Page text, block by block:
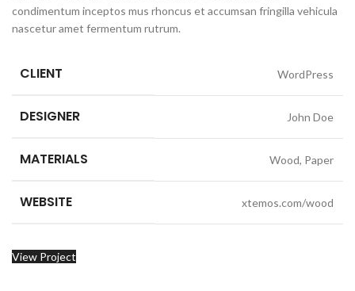
condimentum inceptos mus rhoncus et accumsan fringilla vehicula
nascetur amet fermentum rutrum.
CLIENT WordPress
DESIGNER John Doe
MATERIALS Wood, Paper
WEBSITE xtemos.com/wood
View Project